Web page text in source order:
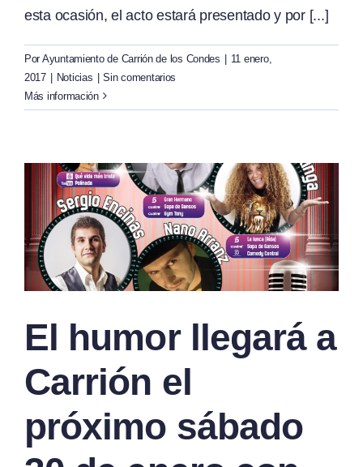
esta ocasión, el acto estará presentado y por [...]
Por Ayuntamiento de Carrión de los Condes
11 enero,
2017
Noticias
Sin comentarios
Más información
El humor llegará a
Carrión el
próximo sábado